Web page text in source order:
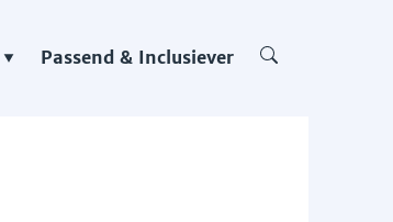
Passend & Inclusiever